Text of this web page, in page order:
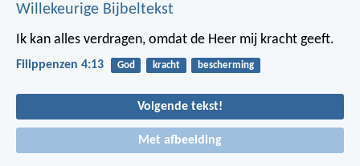
Willekeurige Bijbeltekst
Ik kan alles verdragen, omdat de Heer mij kracht geeft.
Filippenzen 4:13 God kracht bescherming
Volgende tekst!
Met afbeelding